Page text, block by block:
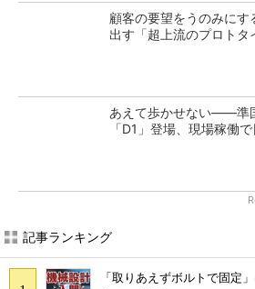
顧客の要望をうのみに
出す「超上流のプロトタ
あえて歩かせない――準
「D1」登場、現場稼働
記事ランキング
「取りあえずボルトで固定